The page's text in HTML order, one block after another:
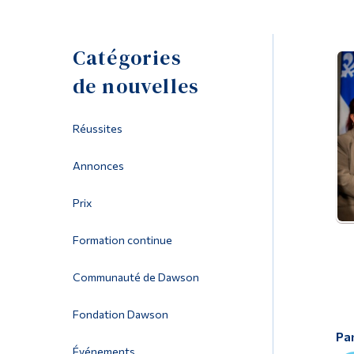
Catégories
de nouvelles
Réussites
Annonces
Prix
Formation continue
Communauté de Dawson
Fondation Dawson